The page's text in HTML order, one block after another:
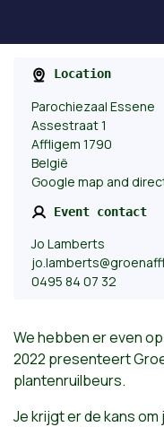
Location
Parochiezaal Essene
Assestraat 1
Affligem 1790
België
Google map and
Event contact
Jo Lamberts
0495 84 07 32
We hebben er even
2022 presenteert
plantenruilbeurs.
Je krijgt er de kans